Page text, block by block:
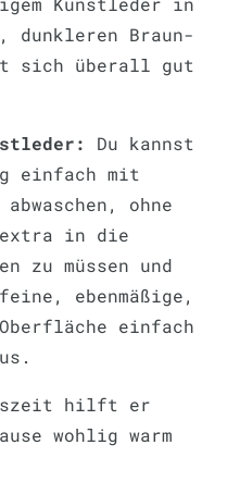
dunkleren Braun-
sich überall gut
Du kannst
einfach mit
ohne
extra in die
zu müssen und
ebenmäßige,
einfach
hilft er
wohlig warm